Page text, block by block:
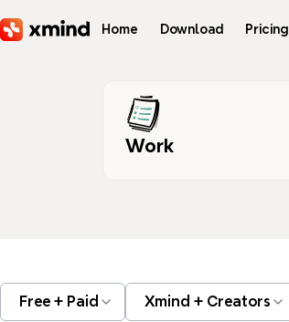
Home Download Pricing
Work
Free + Paid Xmind + Creators